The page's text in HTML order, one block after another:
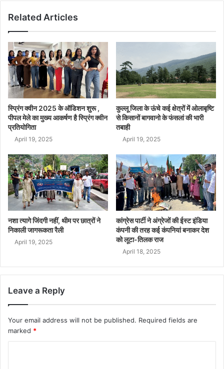
Related Articles
स्प्रिंग क्वीन 2025 के ऑडिशन शुरू ,
पीपल मेले का मुख्य आकर्षण है स्प्रिंग क्वीन
प्रतियोगिता
April 19, 2025
कुल्लू जिला के ऊंचे कई क्षेत्रों में ओलाबृष्टि
से किसानों बागवानो के फंसलां की भारी
तबाही
April 19, 2025
नशा त्यागे जिंदगी नहीं, थीम पर छात्रों ने
निकाली जागरूकता रैली
April 19, 2025
कांग्रेस पार्टी ने अंग्रेजों की ईस्ट इंडिया
कंपनी की तरह कई कंपनियां बनाकर देश
को लूटा-तिलक राज
April 18, 2025
Leave a Reply
Your email address will not be published. Required fields are
marked *